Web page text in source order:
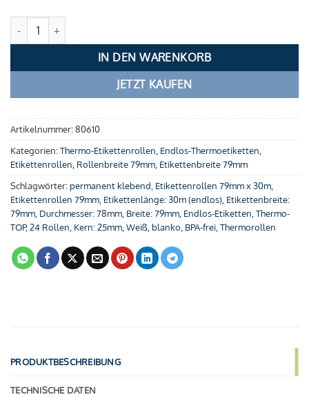
Thermoetiketten, endlos 79 / 78 / 25 (30m) - weiß | permanent
IN DEN WARENKORB
JETZT KAUFEN
Artikelnummer:80610
Kategorien:Thermo-Etikettenrollen, Endlos-Thermoetiketten,
Etikettenrollen, Rollenbreite 79mm, Etikettenbreite 79mm
Schlagwörter:permanent klebend, Etikettenrollen 79mm x 30m,
Etikettenrollen 79mm, Etikettenlänge: 30m (endlos), Etikettenbreite:
79mm, Durchmesser: 78mm, Breite: 79mm, Endlos-Etiketten,Thermo-
TOP,24 Rollen, Kern: 25mm,Weiß, blanko, BPA-frei,Thermorollen
PRODUKTBESCHREIBUNG
TECHNISCHE DATEN